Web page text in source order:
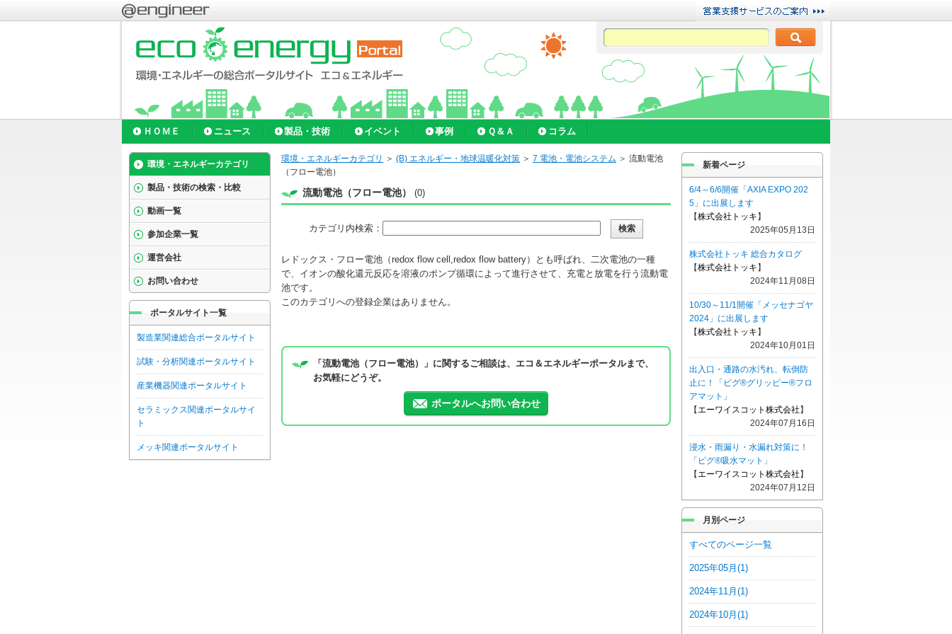
ＨＯＭＥ ニュース 製品・技術 イベント 事例 Ｑ＆Ａ コラム
環境・エネルギーカテゴリ ＞ (B) エネルギー・地球温暖化対策 ＞ 7 電池・電池システム ＞ 流動電池
（フロー電池）
流動電池（フロー電池） (0)
カテゴリ内検索：
レドックス・フロー電池（redox flow cell,redox flow battery）とも呼ばれ、二次電池の一種
で、イオンの酸化還元反応を溶液のポンプ循環によって進行させて、充電と放電を行う流動電
池です。
このカテゴリへの登録企業はありません。
「流動電池（フロー電池）」に関するご相談は、エコ＆エネルギーポータルまで、
お気軽にどうぞ。
ポータルへお問い合わせ
環境・エネルギーカテゴリ
製品・技術の検索・比較
動画一覧
参加企業一覧
運営会社
お問い合わせ
ポータルサイト一覧
製造業関連総合ポータルサイト
試験・分析関連ポータルサイト
産業機器関連ポータルサイト
セラミックス関連ポータルサイ
ト
メッキ関連ポータルサイト
新着ページ
6/4～6/6開催「AXIA EXPO 202
5」に出展します
【株式会社トッキ】
2025年05月13日
株式会社トッキ 総合カタログ
【株式会社トッキ】
2024年11月08日
10/30～11/1開催「メッセナゴヤ
2024」に出展します
【株式会社トッキ】
2024年10月01日
出入口・通路の水汚れ、転倒防
止に！「ピグ®グリッピー®フロ
アマット」
【エーワイスコット株式会社】
2024年07月16日
浸水・雨漏り・水漏れ対策に！
「ピグ®吸水マット」
【エーワイスコット株式会社】
2024年07月12日
月別ページ
すべてのページ一覧
2025年05月(1)
2024年11月(1)
2024年10月(1)